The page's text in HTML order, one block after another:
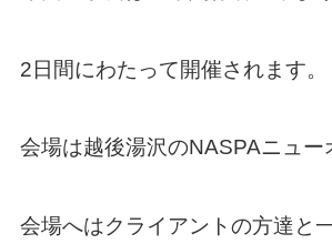
2日間にわたって開催されます。
会場は越後湯沢のNASPAニュー
会場へはクライアントの方達と